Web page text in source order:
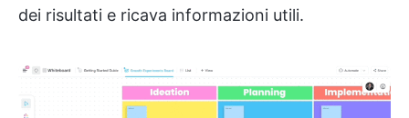
dei risultati e ricava informazioni utili.